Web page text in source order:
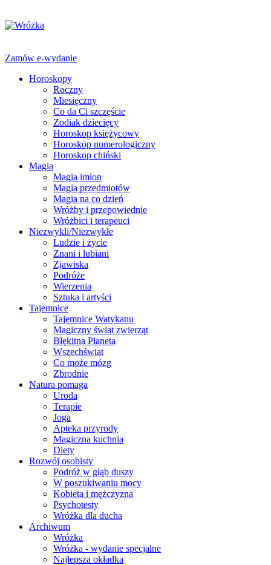
Zamów e-wydanie
Horoskopy
Roczny
Miesięczny
Co da Ci szczęście
Zodiak dziecięcy
Horoskop księżycowy
Horoskop numerologiczny
Horoskop chiński
Magia
Magia imion
Magia przedmiotów
Magia na co dzień
Wróżby i przepowiednie
Wróżbici i terapeuci
Niezwykli/Niezwykłe
Ludzie i życie
Znani i lubiani
Zjawiska
Podróże
Wierzenia
Sztuka i artyści
Tajemnice
Tajemnice Watykanu
Magiczny świat zwierząt
Błękitna Planeta
Wszechświat
Co może mózg
Zbrodnie
Natura pomaga
Uroda
Terapie
Joga
Apteka przyrody
Magiczna kuchnia
Diety
Rozwój osobisty
Podróż w głąb duszy
W poszukiwaniu mocy
Kobieta i mężczyzna
Psychotesty
Wróżka dla ducha
Archiwum
Wróżka
Wróżka - wydanie specjalne
Najlepsza okładka